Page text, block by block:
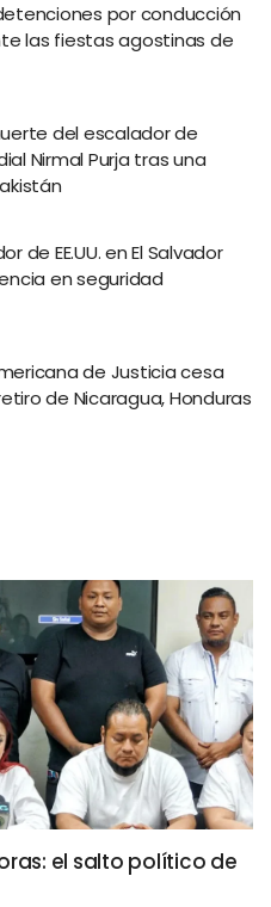
por conducción
las fiestas agostinas de
del escalador de
Nirmal Purja tras una
de EE.UU. en El Salvador
en seguridad
de Justicia cesa
de Nicaragua, Honduras
el salto político de